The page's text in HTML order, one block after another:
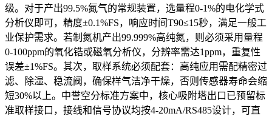
级。对于产出99.5%氮气的常规装置，选量程0-1%的电化学式
分析仪即可，精度±0.1%FS，响应时间T90≤15秒，满足一般工
业保护需求。若制氮机产出99.999%高纯氮，则必须采用量程
0-100ppm的氧化锆或磁氧分析仪，分辨率需达1ppm，重复性
误差±1%FS。其次，取样系统必须配套：高纯应用需配精密过
滤、除湿、稳流阀，确保样气洁净干燥，否则传感器寿命会缩
短30%以上。中誉空分标准方案中，核心吸附塔出口已预留标
准取样接口，接线和信号协议均按4-20mA/RS485设计，可直